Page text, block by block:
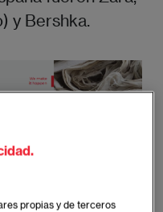
y Bershka.
propias y de terceros